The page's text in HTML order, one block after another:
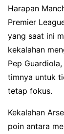
Harapan
Premier
yang saat ini
kekalahan
Pep
timnya untuk
tetap fokus.
Kekalahan
poin antara